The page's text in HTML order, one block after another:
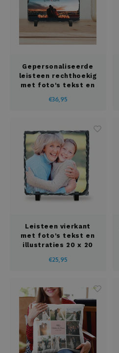
Rompertjes
Salopette
Serveer- en snijplanken
Slabbetjes
Sleutelbord
Sleutelhanger
Spaarpot
Gepersonaliseerde
leisteen rechthoekig
met foto's tekst en
€36,95
Leisteen vierkant
met foto's tekst en
illustraties 20 x 20
€25,95